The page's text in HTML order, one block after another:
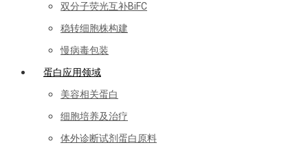
双分子荧光互补BiFC
稳转细胞株构建
慢病毒包装
蛋白应用领域
美容相关蛋白
细胞培养及治疗
体外诊断试剂蛋白原料